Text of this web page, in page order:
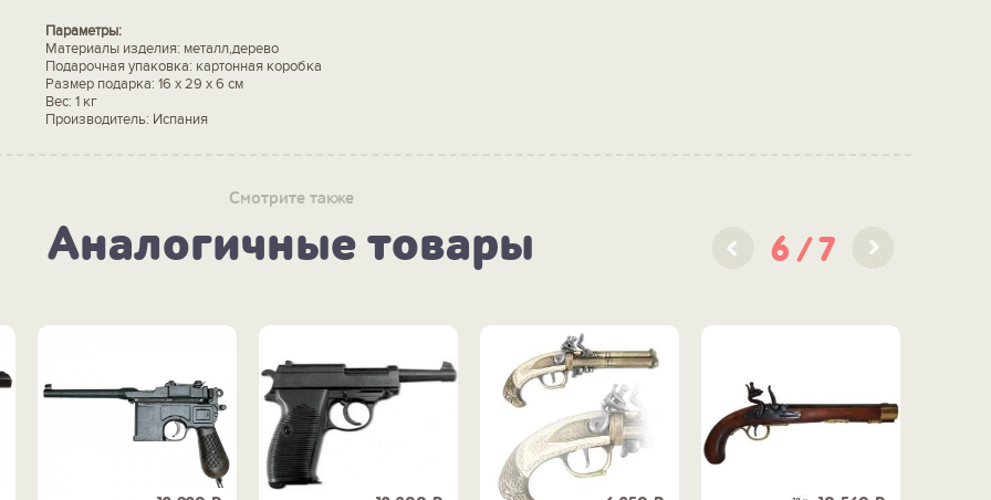
Параметры:
Материалы изделия: металл,дерево
Подарочная упаковка: картонная коробка
Размер подарка: 16 x 29 x 6 см
Вес: 1 кг
Производитель: Испания
Смотрите также
Аналогичные товары 6 7